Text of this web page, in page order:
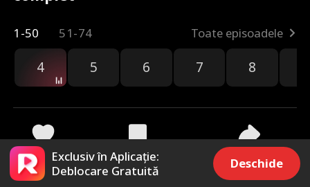
1-50 51-74 Toate episoadele
4 5 6 7 8
606 4.9k Distribuie
Exclusiv în Aplicație:
Deblocare Gratuită
Deschide